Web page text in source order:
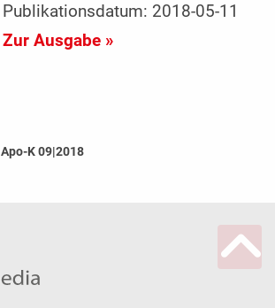
Publikationsdatum: 2018-05-11
Zur Ausgabe »
Apo-K 09|2018